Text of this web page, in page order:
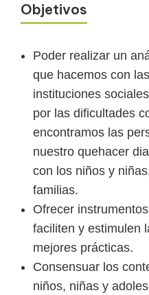
Objetivos
Poder realizar un
que hacemos con
instituciones
por las dificultades
encontramos las
nuestro quehacer
con los niños y
familias.
Ofrecer
faciliten y estimulen
mejores prácticas.
Consensuar los
niños, niñas y